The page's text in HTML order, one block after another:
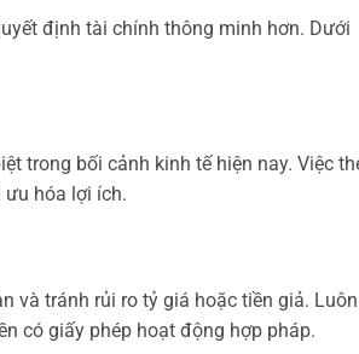
định tài chính thông minh hơn. Dưới
trong bối cảnh kinh tế hiện nay. Việc
hóa lợi ích.
và tránh rủi ro tỷ giá hoặc tiền giả.
có giấy phép hoạt động hợp pháp.